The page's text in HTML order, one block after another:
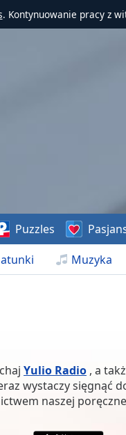
. Kontynuowanie pracy z
Muzyka
Puzzles
Yulio Radio , a
wystaczy sięgnąć
naszej